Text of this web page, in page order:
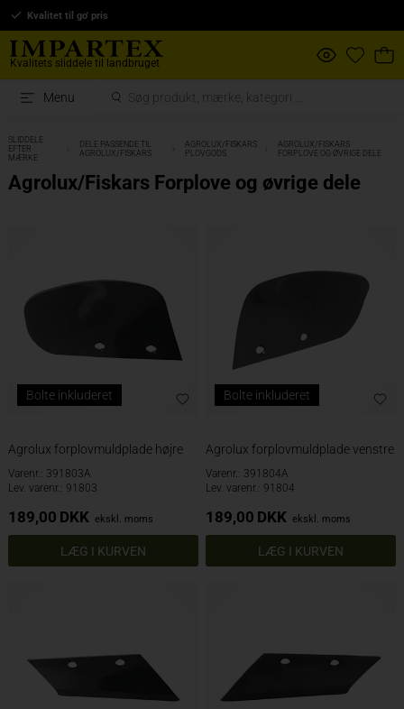
Kvalitet til go' pris
Kvalitets sliddele til landbruget
Menu
SLIDDELE
EFTER
MÆRKE
DELE PASSENDE TIL
AGROLUX/FISKARS
AGROLUX/FISKARS
PLOVGODS
AGROLUX/FISKARS
FORPLOVE OG ØVRIGE DELE
Agrolux/Fiskars Forplove og øvrige dele
Bolte inkluderet
Agrolux forplovmuldplade højre
Varenr.: 391803A
Lev. varenr.: 91803
189,00 DKK ekskl. moms
Bolte inkluderet
Agrolux forplovmuldplade venstre
Varenr.: 391804A
Lev. varenr.: 91804
189,00 DKK ekskl. moms